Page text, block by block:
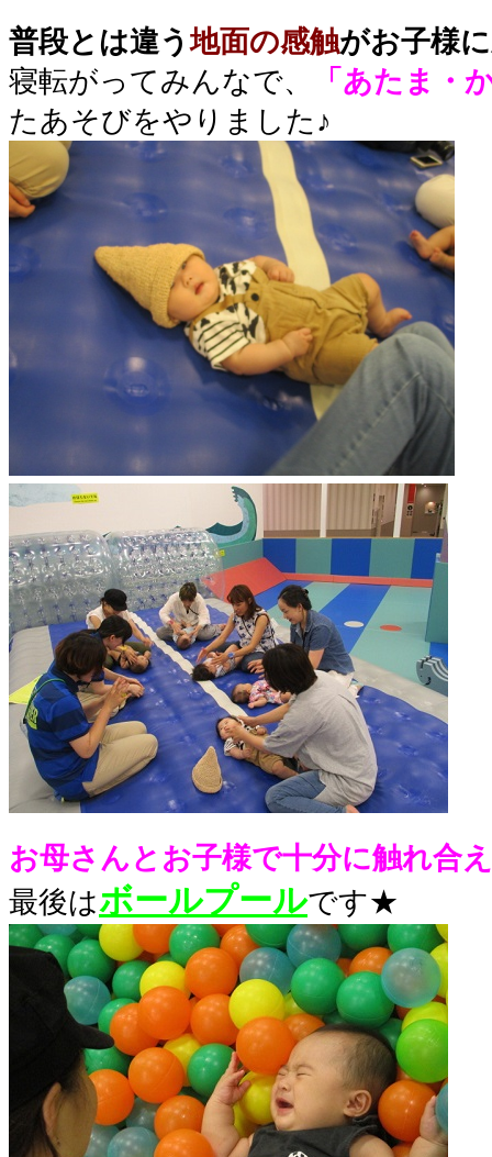
普段とは違う地面の感触がお子様
寝転がってみんなで、
「あたま・
たあそびをやりました♪
お母さんとお子様で十分に触れ合
最後はボールプールです★